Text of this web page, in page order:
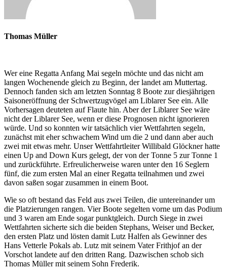
Thomas Müller
Wer eine Regatta Anfang Mai segeln möchte und das nicht am
langen Wochenende gleich zu Beginn, der landet am Muttertag.
Dennoch fanden sich am letzten Sonntag 8 Boote zur diesjährigen
Saisoneröffnung der Schwertzugvögel am Liblarer See ein. Alle
Vorhersagen deuteten auf Flaute hin. Aber der Liblarer See wäre
nicht der Liblarer See, wenn er diese Prognosen nicht ignorieren
würde. Und so konnten wir tatsächlich vier Wettfahrten segeln,
zunächst mit eher schwachem Wind um die 2 und dann aber auch
zwei mit etwas mehr. Unser Wettfahrtleiter Willibald Glöckner hatte
einen Up and Down Kurs gelegt, der von der Tonne 5 zur Tonne 1
und zurückführte. Erfreulicherweise waren unter den 16 Seglern
fünf, die zum ersten Mal an einer Regatta teilnahmen und zwei
davon saßen sogar zusammen in einem Boot.
Wie so oft bestand das Feld aus zwei Teilen, die untereinander um
die Platzierungen rangen. Vier Boote segelten vorne um das Podium
und 3 waren am Ende sogar punktgleich. Durch Siege in zwei
Wettfahrten sicherte sich die beiden Stephans, Weiser und Becker,
den ersten Platz und lösten damit Lutz Halfen als Gewinner des
Hans Vetterle Pokals ab. Lutz mit seinem Vater Frithjof an der
Vorschot landete auf den dritten Rang. Dazwischen schob sich
Thomas Müller mit seinem Sohn Frederik.